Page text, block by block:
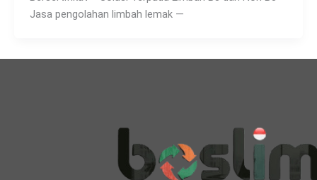
Jasa pengolahan limbah lemak —